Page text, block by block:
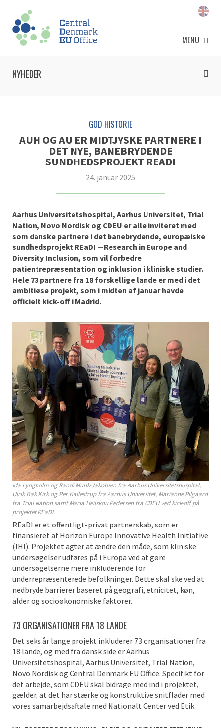
MENU
NYHEDER
GOD HISTORIE
AUH OG AU ER MIDTJYSKE PARTNERE I
DET NYE, BANEBRYDENDE
SUNDHEDSPROJEKT READI
24. januar 2025
Aarhus Universitetshospital, Aarhus Universitet, Trial
Nation, Novo Nordisk og CDEU er alle inviteret med
som danske partnere i det banebrydende, europæiske
sundhedsprojekt REaDI —Research in Europe and
Diversity Inclusion, som vil forbedre
patientrepræsentation og inklusion i kliniske studier.
Hele 73 partnere fra 18 forskellige lande er med i det
ambitiøse projekt, som i midten af januar havde
officielt kick-off i Madrid.
Ida Lyngholm og Randi Munk-Jakobsen fra Aarhus Universitetshospital,
Ulrik Bak Kirk og Per Kallestrup fra Aarhus Universitet, Marianne Pilgaard
fra Trial Nation samt Maria Heilskou Pedersen fra CDEU ved kick-off på
projektet REaDI.
REaDI er et offentligt-privat partnerskab, som er
finansieret af Horizon Europe Innovative Health Initiative
(IHI). Projektet agter at ændre den måde, som kliniske
undersøgelser udføres på i Europa ved at gøre
undersøgelserne mere inkluderende for
underrepræsenterede befolkninger. Dette skal ske ved at
nedbryde barrierer baseret på geografi, etnicitet, køn,
alder og socioøkonomiske faktorer.
73 ORGANISATIONER FRA 18 LANDE
Det seks år lange projekt inkluderer 73 organisationer fra
18 lande, og med fra dansk side er Aarhus
Universitetshospital, Aarhus Universitet, Trial Nation,
Novo Nordisk og Central Denmark EU Office. Specifikt for
det arbejde, som CDEU skal bidrage med ind i projektet,
gælder, at det har stærke og konstruktive snitflader med
vores samarbejdsaftale med Nationalt Center ved Etik.